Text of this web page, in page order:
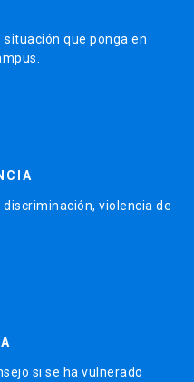
que ponga en
violencia de
si se ha vulnerado